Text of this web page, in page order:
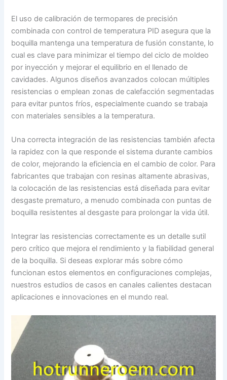
El uso de calibración de termopares de precisión
combinada con control de temperatura PID asegura que la
boquilla mantenga una temperatura de fusión constante, lo
cual es clave para minimizar el tiempo del ciclo de moldeo
por inyección y mejorar el equilibrio en el llenado de
cavidades. Algunos diseños avanzados colocan múltiples
resistencias o emplean zonas de calefacción segmentadas
para evitar puntos fríos, especialmente cuando se trabaja
con materiales sensibles a la temperatura.
Una correcta integración de las resistencias también afecta
la rapidez con la que responde el sistema durante cambios
de color, mejorando la eficiencia en el cambio de color. Para
fabricantes que trabajan con resinas altamente abrasivas,
la colocación de las resistencias está diseñada para evitar
desgaste prematuro, a menudo combinada con puntas de
boquilla resistentes al desgaste para prolongar la vida útil.
Integrar las resistencias correctamente es un detalle sutil
pero crítico que mejora el rendimiento y la fiabilidad general
de la boquilla. Si deseas explorar más sobre cómo
funcionan estos elementos en configuraciones complejas,
nuestros estudios de casos en canales calientes destacan
aplicaciones e innovaciones en el mundo real.